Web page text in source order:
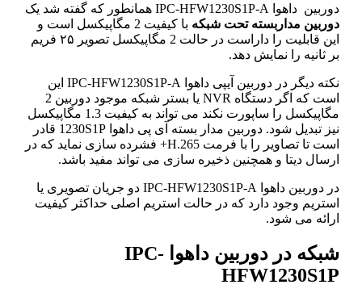
دوربین داهوا IPC-HFW1230S1P-A همانطور که گفته شد یک
دوربین مداربسته تحت شبکه
با کیفیت 2 مگاپیکسل است و
این قابلیت را داراست در حالت 2 مگاپیکسل تصویر ۲۵ فریم
بر ثانیه را نمایش دهد.
نکته دیگر در دوربین آیپی داهوا IPC-HFW1230S1P-A این
است که اگر دستگاه NVR یا بستر شبکه موجود دوربین 2
مگاپیکسل را ساپورت نکند می تواند به کیفیت 1.3 مگاپیکسل
نیز تبدیل شود. دوربین مدار بسته آی پی داهوا 1230S1P قادر
است تا تصاویر را با فرمت H.265+ فشرده سازی نماید که در
ارسال دیتا و همچنین ذخیره سازی می تواند مفید باشد.
در دوربین داهوا IPC-HFW1230S1P-A دو جریان تصویری یا
استریم وجود دارد که در حالت استریم اصلی حداکثر کیفیت
ارائه می شود.
شبکه در دوربین داهوا IPC-
HFW1230S1P